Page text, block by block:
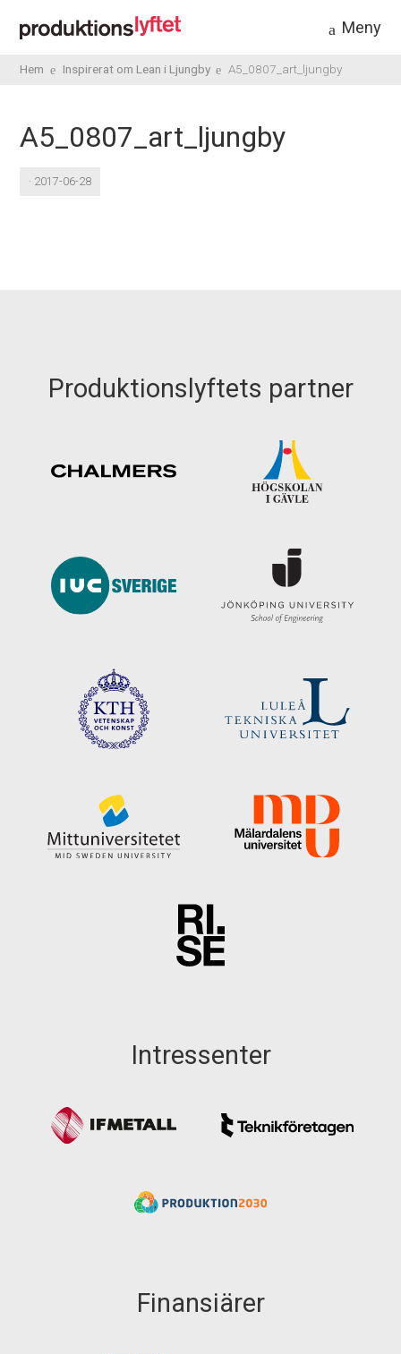
Meny
Hem Inspirerat om Lean i Ljungby A5_0807_art_ljungby
A5_0807_art_ljungby
· 2017-06-28
Produktionslyftets partner
Intressenter
Finansiärer